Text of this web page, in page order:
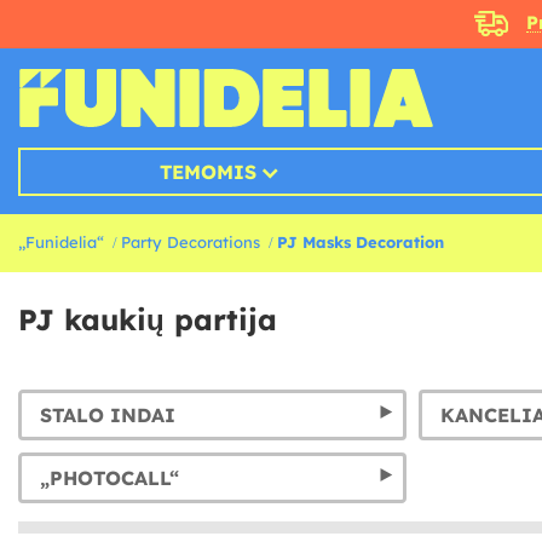
TEMOMIS
„Funidelia“ Party Decorations PJ Masks Decoration
PJ kaukių partija
STALO INDAI
„PHOTOCALL“